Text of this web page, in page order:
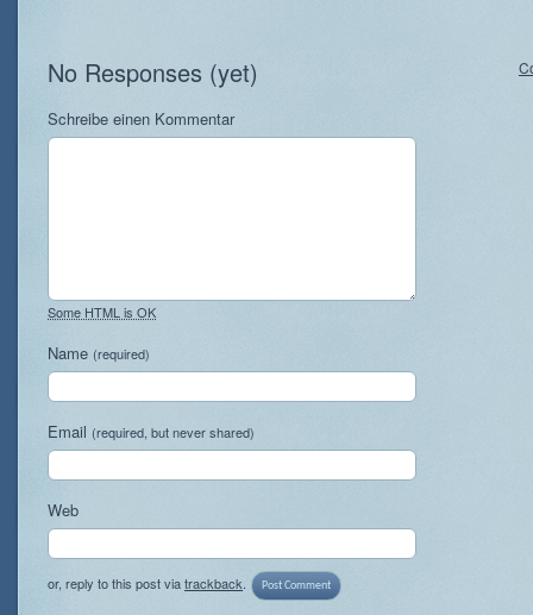
No Responses (yet)
Schreibe einen Kommentar
Some HTML is OK
Name (required)
Email (required, but never shared)
Web
or, reply to this post viatrackback.